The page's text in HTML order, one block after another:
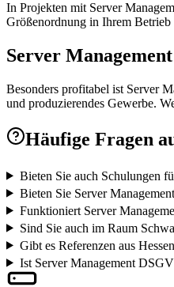
In Projekten mit Server
Größenordnung in Ihrem
Server
Besonders profitabel ist Server
und produzierendes Gewerbe.
Häufige Fragen
Bieten Sie auch Schulungen
Bieten Sie Server
Funktioniert Server
Sind Sie auch im Raum
Gibt es Referenzen aus
Ist Server Management